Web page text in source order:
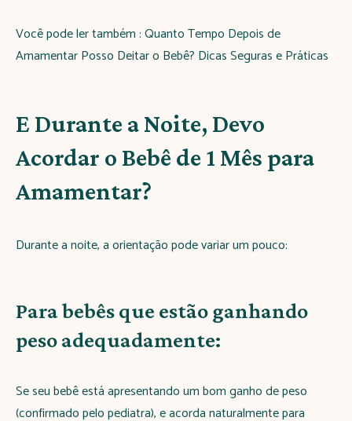
Você pode ler também : Quanto Tempo Depois de
Amamentar Posso Deitar o Bebê? Dicas Seguras e Práticas
E Durante a Noite, Devo
Acordar o Bebê de 1 Mês para
Amamentar?
Durante a noite, a orientação pode variar um pouco:
Para bebês que estão ganhando
peso adequadamente:
Se seu bebê está apresentando um bom ganho de peso
(confirmado pelo pediatra), e acorda naturalmente para